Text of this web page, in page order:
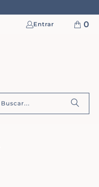
Entrar 0